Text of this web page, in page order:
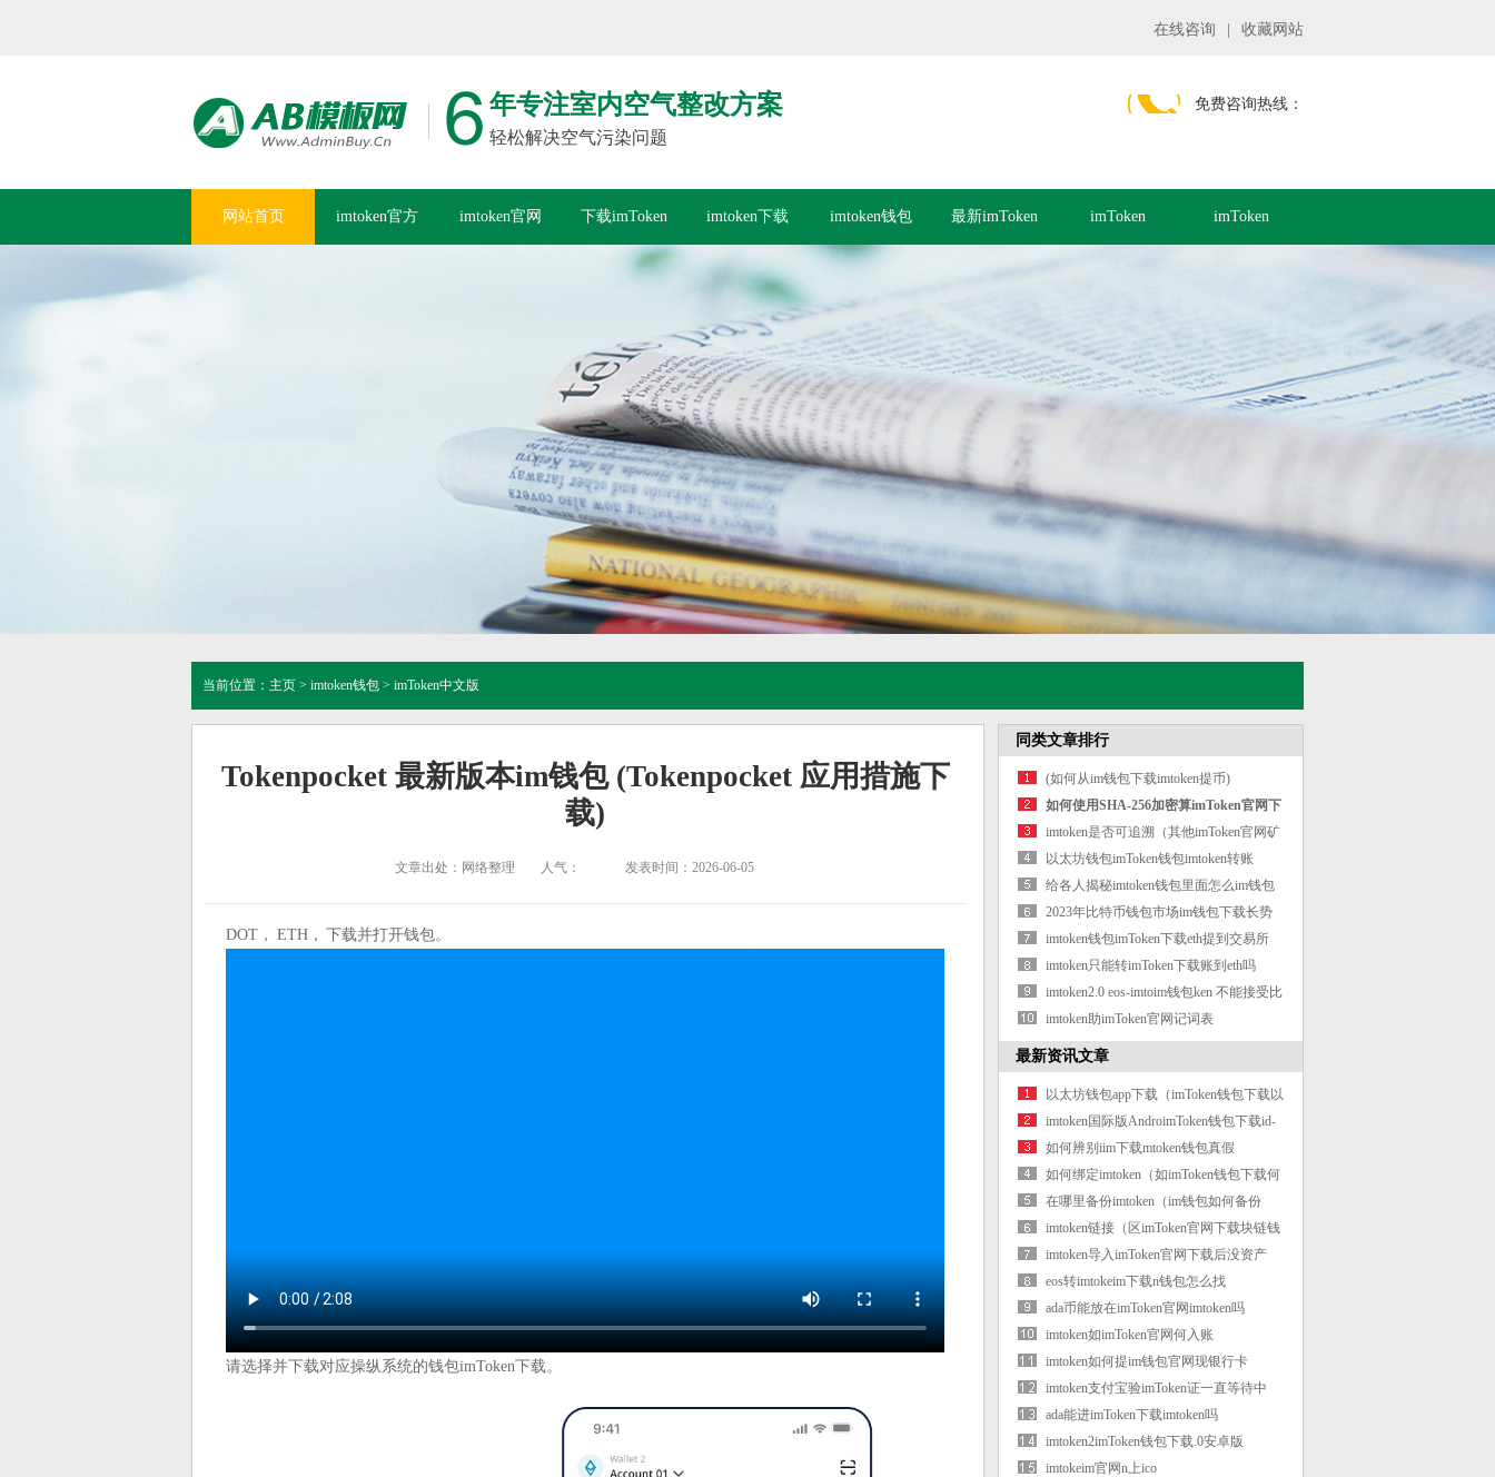
在线咨询 收藏网站
年专注室内空气整改方案
轻松解决空气污染问题
免费咨询热线：
网站首页 imtoken官方 imtoken官网 下载imToken imtoken下载 imtoken钱包 最新imToken imToken imToken
当前位置： 主页 > imtoken钱包 > imToken中文版
Tokenpocket 最新版本im钱包 (Tokenpocket 应用措施下
载)
文章出处：网络整理 人气： 发表时间：2026-06-05
DOT， ETH， 下载并打开钱包。
请选择并下载对应操纵系统的钱包imToken下载。
同类文章排行
(如何从im钱包下载imtoken提币)
如何使用SHA-256加密算imToken官网下
载法掩
imtoken是否可追溯（其他imToken官网矿
工必
以太坊钱包imToken钱包imtoken转账
给各人揭秘imtoken钱包里面怎么im钱包
买币
2023年比特币钱包市场im钱包下载长势
阐明
imtoken钱包imToken下载eth提到交易所
imtoken只能转imToken下载账到eth吗
imtoken2.0 eos-imtoim钱包ken 不能接受比
特币？
imtoken助imToken官网记词表
最新资讯文章
以太坊钱包app下载（imToken钱包下载以
太坊
imtoken国际版AndroimToken钱包下载id-
（imtok
如何辨别iim下载mtoken钱包真假
如何绑定imtoken（如imToken钱包下载何
绑定
在哪里备份imtoken（im钱包如何备份
imtoke
imtoken链接（区imToken官网下载块链钱
包i
imtoken导入imToken官网下载后没资产
eos转imtokeim下载n钱包怎么找
ada币能放在imToken官网imtoken吗
imtoken如imToken官网何入账
imtoken如何提im钱包官网现银行卡
imtoken支付宝验imToken证一直等待中
ada能进imToken下载imtoken吗
imtoken2imToken钱包下载.0安卓版
imtokeim官网n上ico